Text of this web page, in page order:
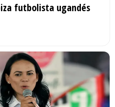
futbolista ugandés